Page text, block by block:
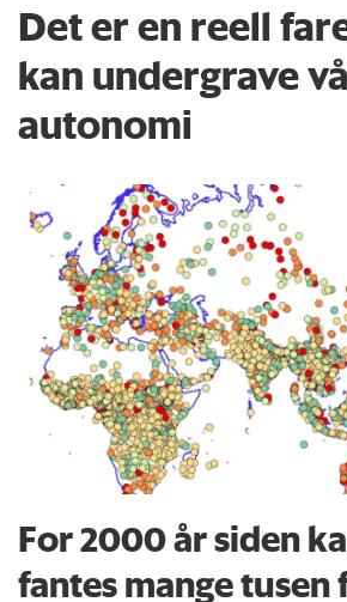
Det er en reell
kan undergrave
autonomi
For 2000 år siden
fantes mange tusen